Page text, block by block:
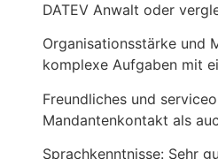
DATEV Anwalt oder
Organisationsstärke und
komplexe Aufgaben mit
Freundliches und
Mandantenkontakt als
Sprachkenntnisse: Sehr